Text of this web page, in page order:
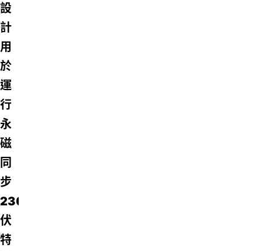
設
計
用
於
運
行
永
磁
同
步
230/460
伏
特